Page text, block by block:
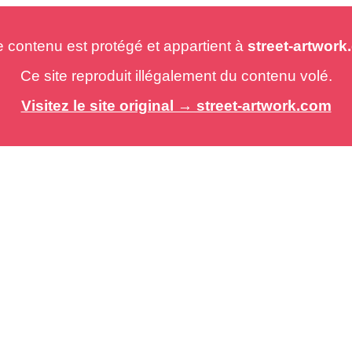
est protégé et appartient à street-
Ce site reproduit illégalement du contenu volé.
Visitez le site original → street-artwork.com